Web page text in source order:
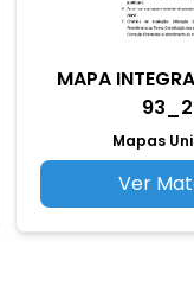
MAPA
Mapas
Ver